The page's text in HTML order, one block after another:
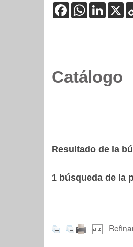
FacebookWhatsAppX
Catálogo
Resultado de la
1 búsqueda de la